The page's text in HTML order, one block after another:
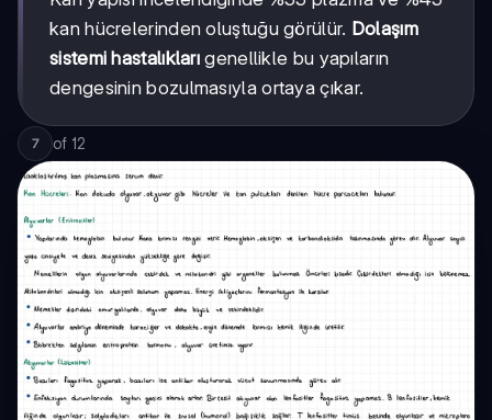
kan hücrelerinden oluştuğu görülür. Dolaşım
sistemi hastalıkları genellikle bu yapıların
dengesinin bozulmasıyla ortaya çıkar.
7 of 12